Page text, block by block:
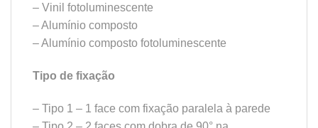
– Vinil fotoluminescente
– Alumínio composto
– Alumínio composto fotoluminescente
Tipo de fixação
– Tipo 1 – 1 face com fixação paralela à parede